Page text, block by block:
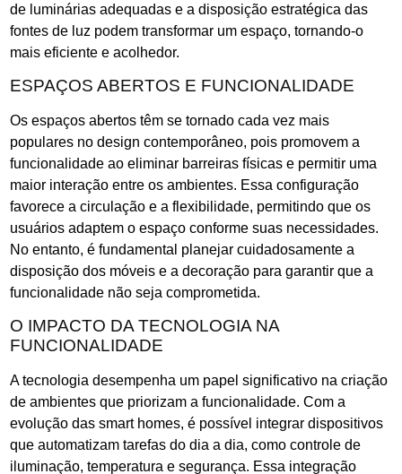
de luminárias adequadas e a disposição estratégica das
fontes de luz podem transformar um espaço, tornando-o
mais eficiente e acolhedor.
ESPAÇOS ABERTOS E FUNCIONALIDADE
Os espaços abertos têm se tornado cada vez mais
populares no design contemporâneo, pois promovem a
funcionalidade ao eliminar barreiras físicas e permitir uma
maior interação entre os ambientes. Essa configuração
favorece a circulação e a flexibilidade, permitindo que os
usuários adaptem o espaço conforme suas necessidades.
No entanto, é fundamental planejar cuidadosamente a
disposição dos móveis e a decoração para garantir que a
funcionalidade não seja comprometida.
O IMPACTO DA TECNOLOGIA NA
FUNCIONALIDADE
A tecnologia desempenha um papel significativo na criação
de ambientes que priorizam a funcionalidade. Com a
evolução das smart homes, é possível integrar dispositivos
que automatizam tarefas do dia a dia, como controle de
iluminação, temperatura e segurança. Essa integração